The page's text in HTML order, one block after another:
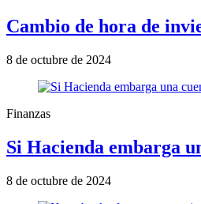
Cambio de hora de
8 de octubre de 2024
Finanzas
Si Hacienda embarga
8 de octubre de 2024